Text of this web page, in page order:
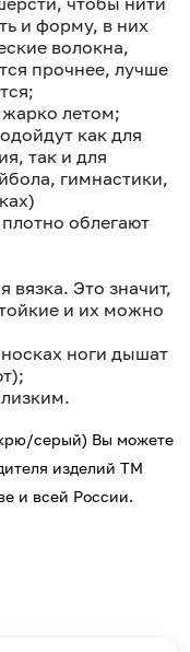
и форму, в них
волокна,
прочнее, лучше
летом;
как для
так и для
гимнастики,
облегают
вязка. Это значит,
и их можно
ноги дышат
серый) Вы можете
изделий ТМ
и всей России.